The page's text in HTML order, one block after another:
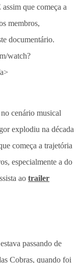
cenário musical
explodiu na década
começa a trajetória
especialmente a do
ao trailer
passando de
Cobras, quando foi